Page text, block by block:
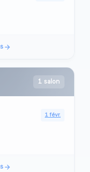
1 salon
1 févr.